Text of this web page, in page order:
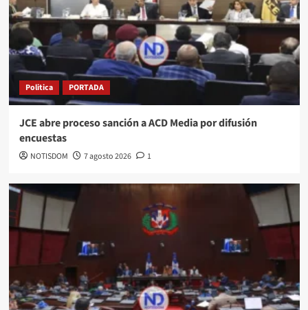
Politica PORTADA
JCE abre proceso sanción a ACD Media por difusión
encuestas
NOTISDOM 7 agosto 2026 1